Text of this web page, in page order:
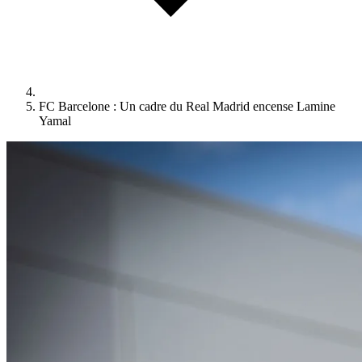
FC Barcelone : Un cadre du Real Madrid encense Lamine
Yamal